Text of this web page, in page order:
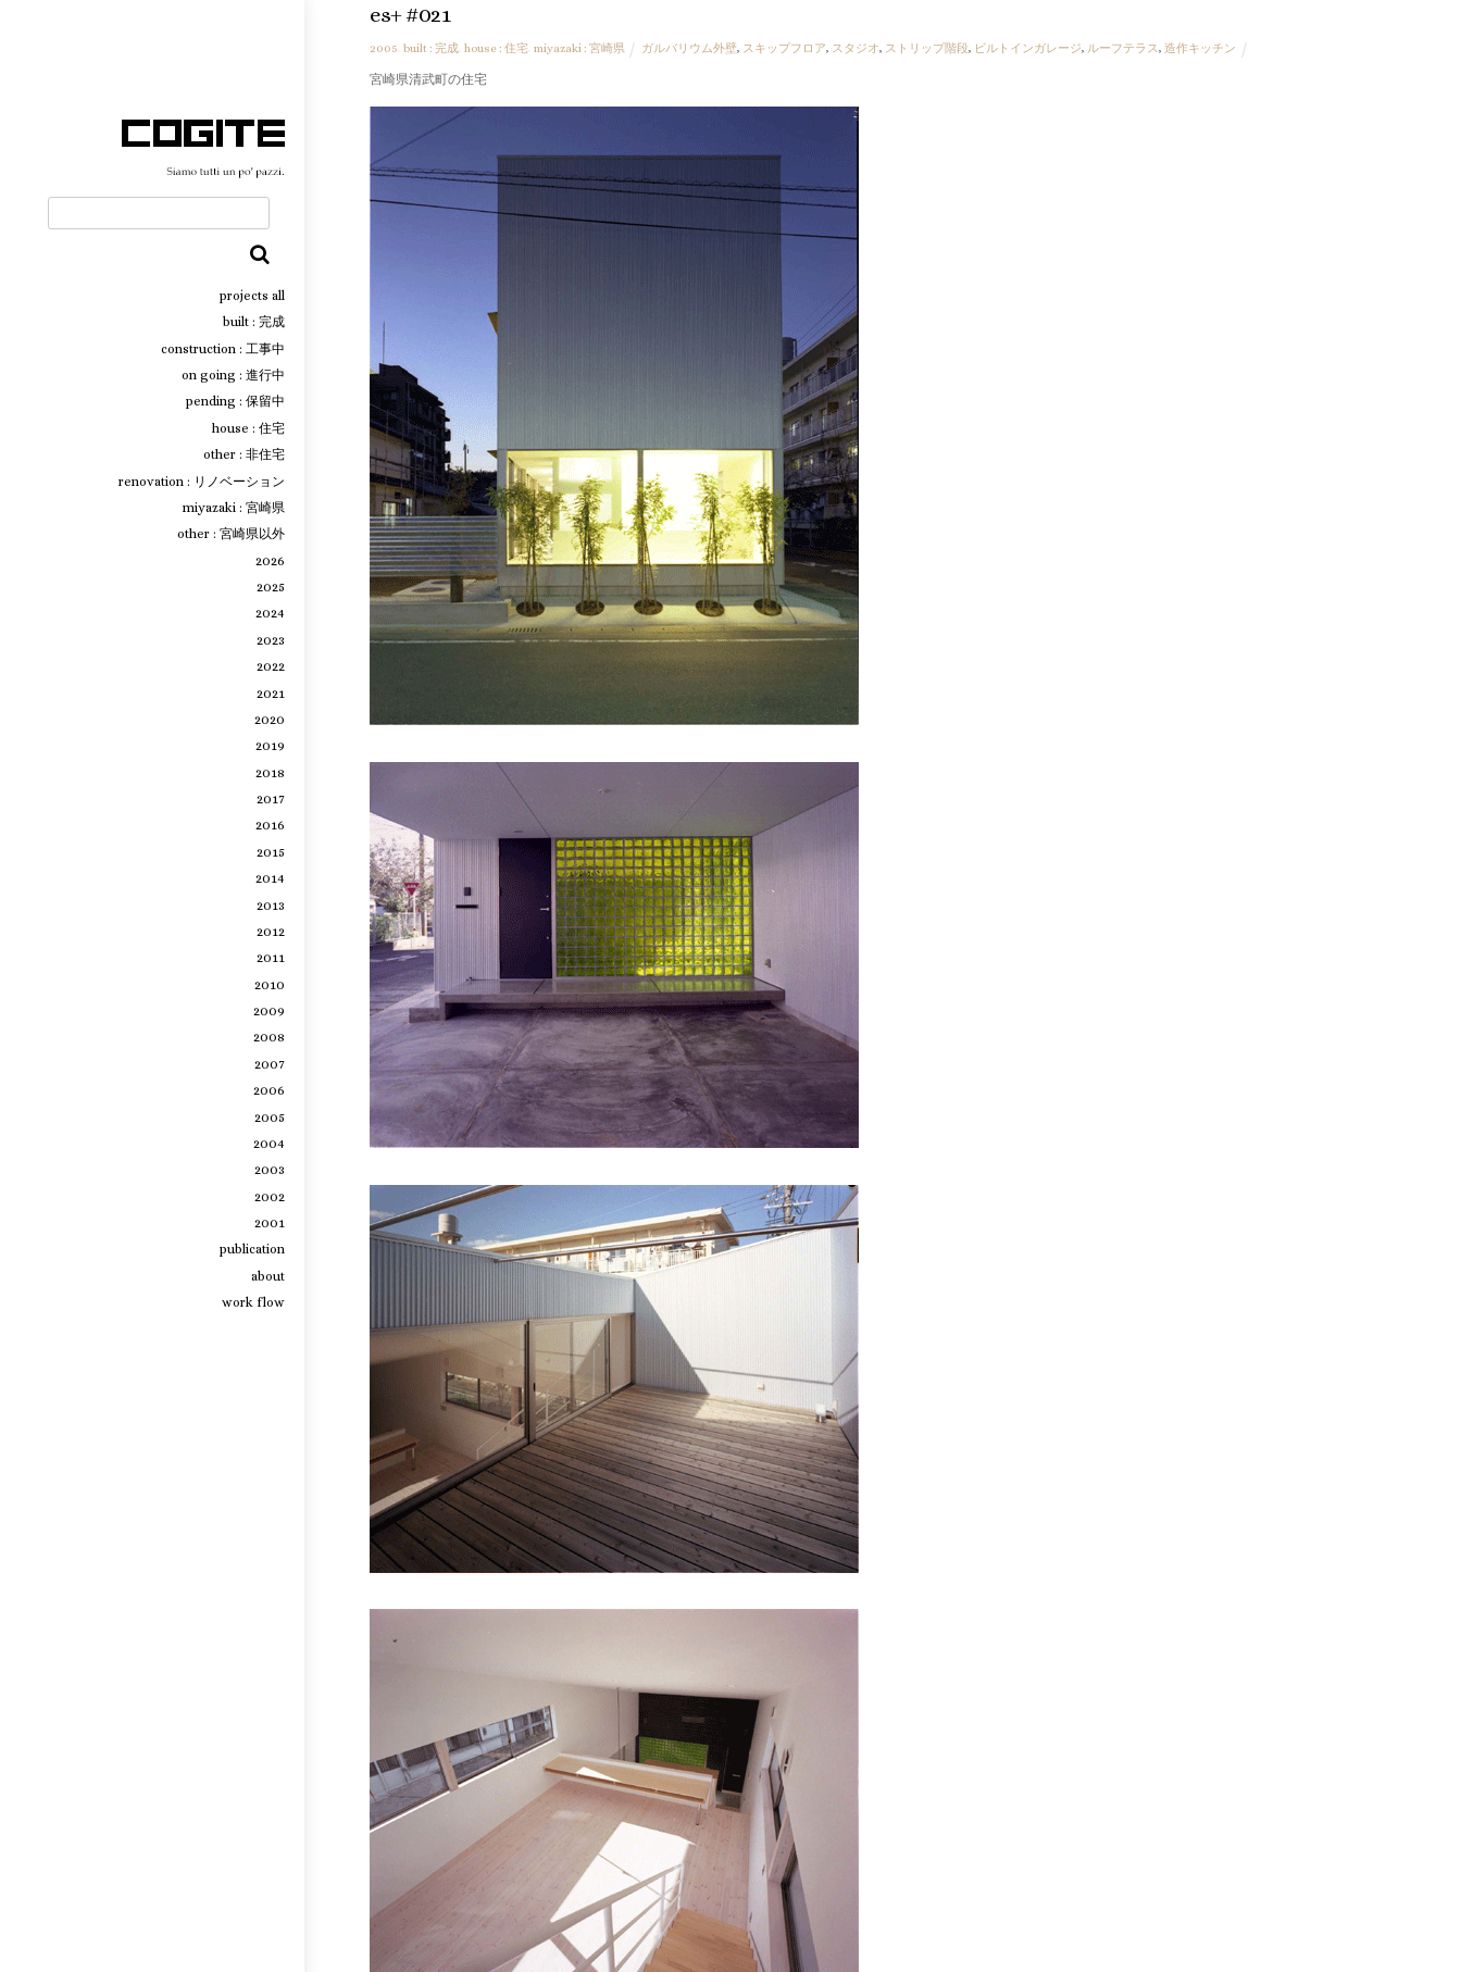
検
projects all
built : 完成
construction : 工事中
on going : 進行中
pending : 保留中
house : 住宅
other : 非住宅
renovation : リノベーション
miyazaki : 宮崎県
other : 宮崎県以外
2026
2025
2024
2023
2022
2021
2020
2019
2018
2017
2016
2015
2014
2013
2012
2011
2010
2009
2008
2007
2006
2005
2004
2003
2002
2001
publication
about
work flow
es+ #021
2005 built : 完成 house : 住宅 miyazaki : 宮崎県 ガルバリウム外壁, スキップフロア, スタジオ, ストリップ階段, ビルトインガレージ, ルーフテラス,造作キッチン
宮崎県清武町の住宅